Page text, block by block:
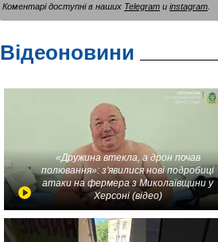
Коментарі доступні в наших Telegram и instagram
Відеоновини
«Дружина втекла, а дрон почав
полювання»: з'явилися нові подробиці
атаки на фермера з Миколаївщини у
Херсоні (відео)